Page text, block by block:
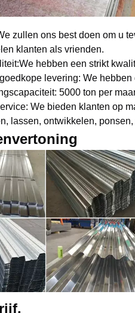
zullen ons best doen om u
klanten als vrienden.
hebben een strikt
levering: We
5000 ton per
We bieden klanten op
lassen, ontwikkelen,